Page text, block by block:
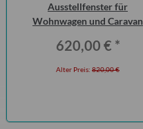
Ausstellfenster für
Wohnwagen und Caravan
Seitz
620,00 € *
Alter Preis: 820,00 €